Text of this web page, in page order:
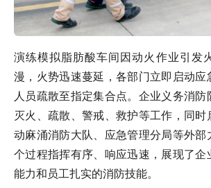
演练模拟脂肪酸车间因动火作业引发
漫，火势迅速蔓延，各部门立即启动应
人员疏散至指定集合点。企业义务消
灭火、疏散、警戒、救护等工作，同
动麻涌消防大队、应急管理分局等外
个过程指挥有序、响应迅速，展现了企
能力和员工扎实的消防技能。